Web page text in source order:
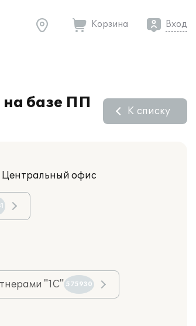
Корзина Вход
на базе ПП
К списку
Центральный офис
"1С" 575930